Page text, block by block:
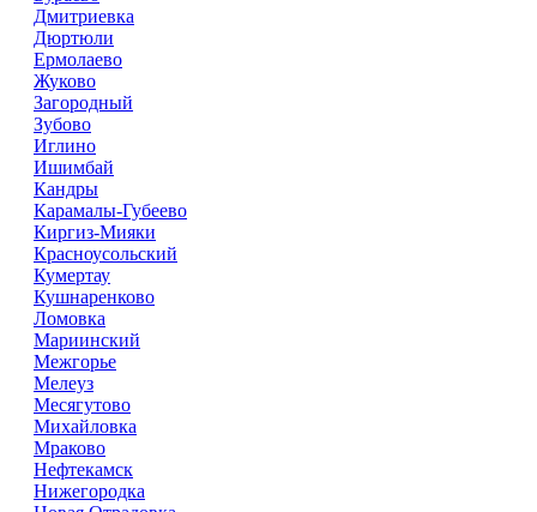
Дмитриевка
Дюртюли
Ермолаево
Жуково
Загородный
Зубово
Иглино
Ишимбай
Кандры
Карамалы-Губеево
Киргиз-Мияки
Красноусольский
Кумертау
Кушнаренково
Ломовка
Мариинский
Межгорье
Мелеуз
Месягутово
Михайловка
Мраково
Нефтекамск
Нижегородка